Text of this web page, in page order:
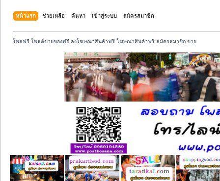
หน้าแรก ช่วยเหลือ ค้นหา เข้าสู่ระบบ สมัครสมาชิก
โพสฟรี โพสต์ขายของฟรี ลงโฆษณาสินค้าฟรี โฆษณาสินค้าฟรี สมัครสมาชิก ขาย